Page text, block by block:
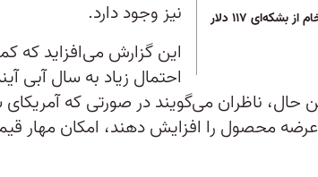
بهای نفت خام از بشکه‌ای ۱۱۷ دلار
نیز وجود دارد.
این گزارش می‌افزاید که
احتمال زیاد به سال آبی
حال، ناظران می‌گویند در صورتی‌ که آمریکای
محصول را افزایش دهند، امکان مهار